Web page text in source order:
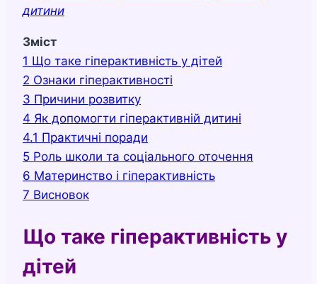
дитини
Зміст
1 Що таке гіперактивність у дітей
2 Ознаки гіперактивності
3 Причини розвитку
4 Як допомогти гіперактивній дитині
4.1 Практичні поради
5 Роль школи та соціального оточення
6 Материнство і гіперактивність
7 Висновок
Що таке гіперактивність у
дітей